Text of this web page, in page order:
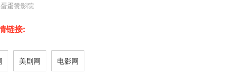
蛋蛋赞影院
链接:
美剧网 电影网